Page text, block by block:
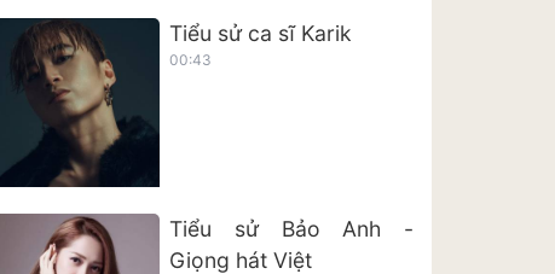
Tiểu sử ca sĩ Karik
00:43
Tiểu sử Bảo Anh -
Giọng hát Việt